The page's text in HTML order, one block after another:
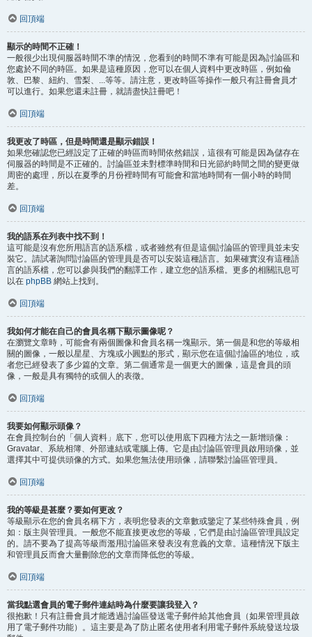
回頂端
顯示的時間不正確！
一般很少出現伺服器時間不準的情況，您看到的時間不準有可能是因為討論區和
您處於不同的時區。如果是這種原因，您可以在個人資料中更改時區，例如倫
敦、巴黎、紐約、雪梨、...等等。請注意，更改時區等操作一般只有註冊會員才
可以進行。如果您還未註冊，就請盡快註冊吧！
回頂端
我更改了時區，但是時間還是顯示錯誤！
如果您確認您已經設定了正確的時區而時間依然錯誤，這很有可能是因為儲存在
伺服器的時間是不正確的。討論區並未對標準時間和日光節約時間之間的變更做
周密的處理，所以在夏季的月份裡時間有可能會和當地時間有一個小時的時間
差。
回頂端
我的語系在列表中找不到！
這可能是沒有您所用語言的語系檔，或者雖然有但是這個討論區的管理員並未安
裝它。請試著詢問討論區的管理員是否可以安裝這種語言。如果確實沒有這種語
言的語系檔，您可以參與我們的翻譯工作，建立您的語系檔。更多的相關訊息可
以在 phpBB 網站上找到。
回頂端
我如何才能在自己的會員名稱下顯示圖像呢？
在瀏覽文章時，可能會有兩個圖像和會員名稱一塊顯示。第一個是和您的等級相
關的圖像，一般以星星、方塊或小圓點的形式，顯示您在這個討論區的地位，或
者您已經發表了多少篇的文章。第二個通常是一個更大的圖像，這是會員的頭
像，一般是具有獨特的或個人的表徵。
回頂端
我要如何顯示頭像？
在會員控制台的「個人資料」底下，您可以使用底下四種方法之一新增頭像：
Gravatar、系統相簿、外部連結或電腦上傳。它是由討論區管理員啟用頭像，並
選擇其中可提供頭像的方式。如果您無法使用頭像，請聯繫討論區管理員。
回頂端
我的等級是甚麼？要如何更改？
等級顯示在您的會員名稱下方，表明您發表的文章數或鑒定了某些特殊會員，例
如：版主與管理員。一般您不能直接更改您的等級，它們是由討論區管理員設定
的。請不要為了提高等級而濫用討論區來發表沒有意義的文章。這種情況下版主
和管理員反而會大量刪除您的文章而降低您的等級。
回頂端
當我點選會員的電子郵件連結時為什麼要讓我登入？
很抱歉！只有註冊會員才能透過討論區發送電子郵件給其他會員（如果管理員啟
用了電子郵件功能）。這主要是為了防止匿名使用者利用電子郵件系統發送垃圾